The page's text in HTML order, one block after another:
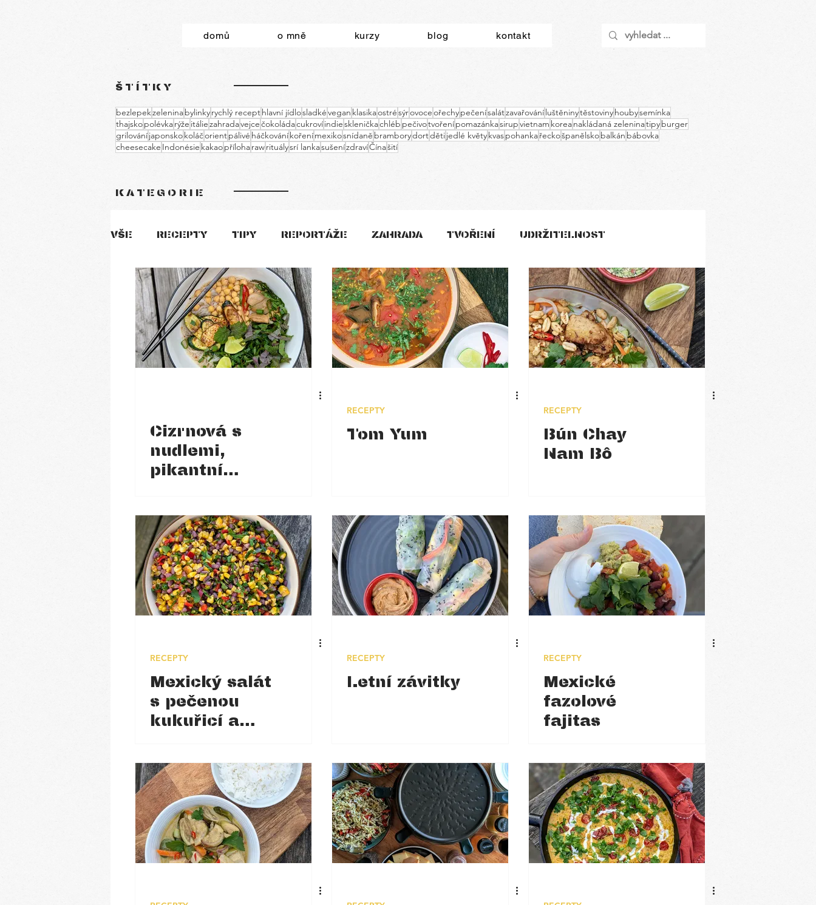
domů o mně kurzy blog kontakt
ŠTÍTKY
bezlepekzeleninabylinkyrychlý recepthlavní jídlosladkévegan klasikaostrésýrovoceořechypečenísalátzavařováníluštěninytěstovinyhoubysemínka
thajskopolévkarýže itáliezahradavejcečokoládacukrovíindieskleničkachléb pečivotvořenípomazánkasirupvietnam koreanakládaná zeleninatipyburger
grilováníjaponskokoláčorientpálivé háčkováníkořenímexikosnídaně bramborydortdětijedlé květykvaspohankařeckošpanělskobalkán bábovka
cheesecake Indonésie kakaopříloharawrituálysrí lankasušenízdravíČínašití
KATEGORIE
VŠE RECEPTY TIPY REPORTÁŽE ZAHRADA TVOŘENÍ UDRŽITELNOST
Cizrnová s
nudlemi,
pikantní
bylinkami
RECEPTY
Tom Yum
RECEPTY
Bún Chay
Nam Bô
RECEPTY
Mexický salát
s pečenou
kukuřicí a
fazolemi
RECEPTY
Letní závitky
RECEPTY
Mexické
fazolové
fajitas